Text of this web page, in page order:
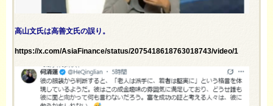
高山文氏は高善文氏の誤り。
https://x.com/AsiaFinance/status/2075418618763018743/video/1